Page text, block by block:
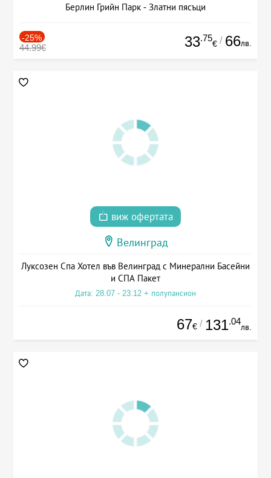
Берлин Грийн Парк - Златни пясъци
-25%
44.99€ 33.75
€ / 66лв.
виж офертата
Велинград
Луксозен Спа Хотел във Велинград с Минерални Басейни
и СПА Пакет
Дата: 28.07 - 23.12 + полупансион
67€ / 131.04
лв.